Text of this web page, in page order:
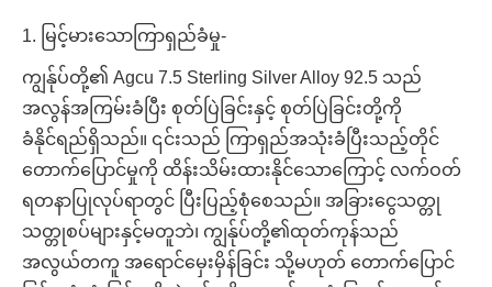
1. မြင့်မားသောကြာရှည်ခံမှု-
ကျွန်ုပ်တို့၏ Agcu 7.5 Sterling Silver Alloy 92.5 သည်
အလွန်အကြမ်းခံပြီး စုတ်ပြဲခြင်းနှင့် စုတ်ပြဲခြင်းတို့ကို
ခံနိုင်ရည်ရှိသည်။ ၎င်းသည် ကြာရှည်အသုံးခံပြီးသည့်တိုင်
တောက်ပြောင်မှုကို ထိန်းသိမ်းထားနိုင်သောကြောင့် လက်ဝတ်
ရတနာပြုလုပ်ရာတွင် ပြီးပြည့်စုံစေသည်။ အခြားငွေသတ္တု
သတ္တုစပ်များနှင့်မတူဘဲ၊ ကျွန်ုပ်တို့၏ထုတ်ကုန်သည်
အလွယ်တကူ အရောင်မှေးမှိန်ခြင်း သို့မဟုတ် တောက်ပြောင်